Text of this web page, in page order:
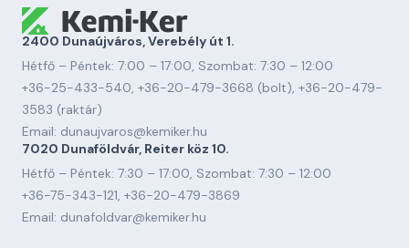
2400 Dunaújváros, Verebély út 1.
Hétfő – Péntek: 7:00 – 17:00, Szombat: 7:30 – 12:00
+36-25-433-540 +36-20-479-3668 (bolt), +36-20-479-
3583 (raktár)
Email: dunaujvaros@kemiker.hu
7020 Dunaföldvár, Reiter köz 10.
Hétfő – Péntek: 7:30 – 17:00, Szombat: 7:30 – 12:00
+36-75-343-121 +36-20-479-3869
Email: dunafoldvar@kemiker.hu